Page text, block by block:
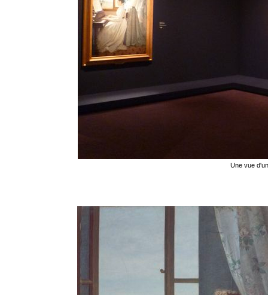
Une vue